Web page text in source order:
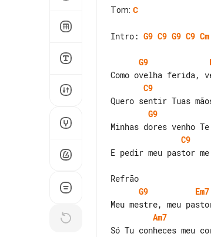
Tom: C
Intro: G9 C9 G9 C9 Cm
G9
C9
G9
C9
E pedir meu pastor
G9
Em7
Am7